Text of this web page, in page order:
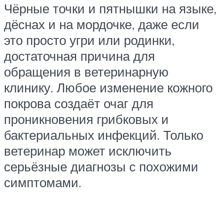
Чёрные точки и пятнышки на языке,
дёснах и на мордочке, даже если
это просто угри или родинки,
достаточная причина для
обращения в ветеринарную
клинику. Любое изменение кожного
покрова создаёт очаг для
проникновения грибковых и
бактериальных инфекций. Только
ветеринар может исключить
серьёзные диагнозы с похожими
симптомами.